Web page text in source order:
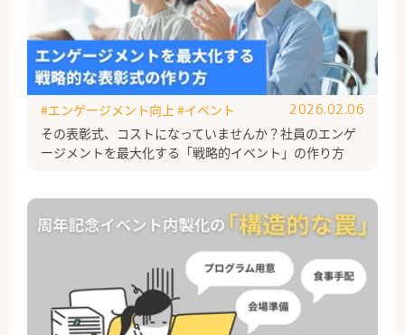
その表彰式、コストになっていませんか？社員のエンゲ
ージメントを最大化する「戦略的イベント」の作り方
#エンゲージメント向上 #イベント 2026.02.06